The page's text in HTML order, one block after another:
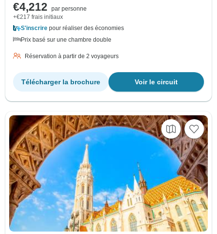
€4,212
par personne
+€217 frais initiaux
S'inscrire pour réaliser des économies
Prix basé sur une chambre double
Réservation à partir de 2 voyageurs
Voir le circuit
Télécharger la brochure